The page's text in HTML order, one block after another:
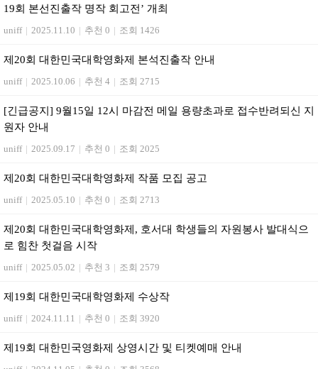
19회 본선진출작 명작 회고전’ 개최
uniff | 2025.11.10 | 추천 0 | 조회 1426
제20회 대한민국대학영화제 본석진출작 안내
uniff | 2025.10.06 | 추천 4 | 조회 2715
[긴급공지] 9월15일 12시 마감전 메일 용량초과로 접수반려되신 지
원자 안내
uniff | 2025.09.17 | 추천 0 | 조회 2025
제20회 대한민국대학영화제 작품 모집 공고
uniff | 2025.05.10 | 추천 0 | 조회 2713
제20회 대한민국대학영화제, 호서대 학생들의 자원봉사 발대식으
로 힘찬 첫걸음 시작
uniff | 2025.05.02 | 추천 3 | 조회 2579
제19회 대한민국대학영화제 수상작
uniff | 2024.11.11 | 추천 0 | 조회 3920
제19회 대한민국영화제 상영시간 및 티켓예매 안내